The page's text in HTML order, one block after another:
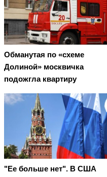
Обманутая по «схеме
Долиной» москвичка
подожгла квартиру
"Ее больше нет". В США